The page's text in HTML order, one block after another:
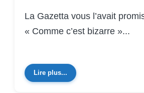
La Gazetta vous l’avait
« Comme c’est bizarre »...
Lire plus...